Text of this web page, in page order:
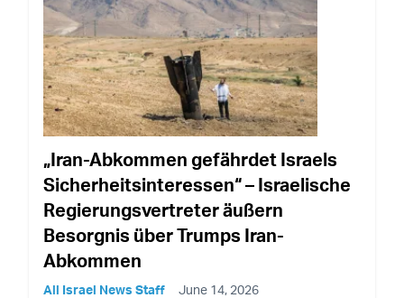
„Iran-Abkommen gefährdet Israels
Sicherheitsinteressen“ – Israelische
Regierungsvertreter äußern
Besorgnis über Trumps Iran-
Abkommen
All Israel News Staff June 14, 2026